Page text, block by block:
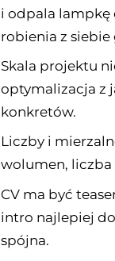
i odpala lampkę
robienia z siebie
Skala projektu
optymalizacja z
konkretów.
Liczby i
wolumen, liczba
CV ma być
intro najlepiej
spójna.